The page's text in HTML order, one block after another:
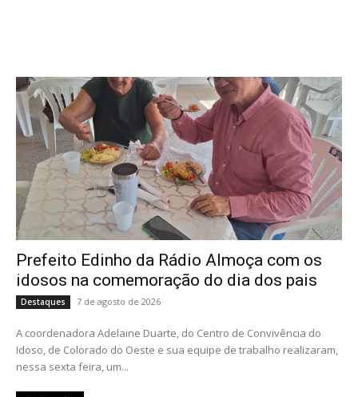
Prefeito Edinho da Rádio Almoça com os
idosos na comemoração do dia dos pais
Destaques 7 de agosto de 2026
A coordenadora Adelaine Duarte, do Centro de Convivência do
Idoso, de Colorado do Oeste e sua equipe de trabalho realizaram,
nessa sexta feira, um...